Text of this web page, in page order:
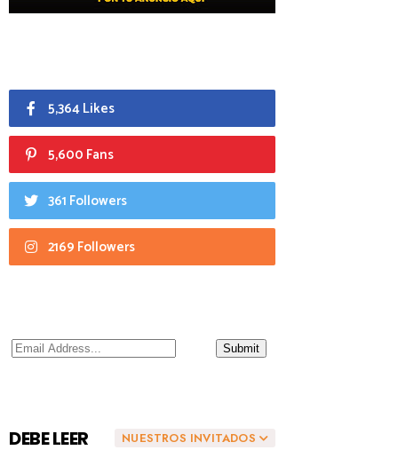
5,364 Likes
5,600 Fans
361 Followers
2169 Followers
NUESTROS INVITADOS
DEBE LEER